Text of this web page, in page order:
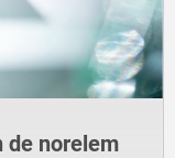
de norelem